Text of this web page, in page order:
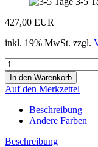
427,00 EUR
inkl. 19% MwSt. zzgl.
Auf den Merkzettel
Beschreibung
Andere Farben
Beschreibung